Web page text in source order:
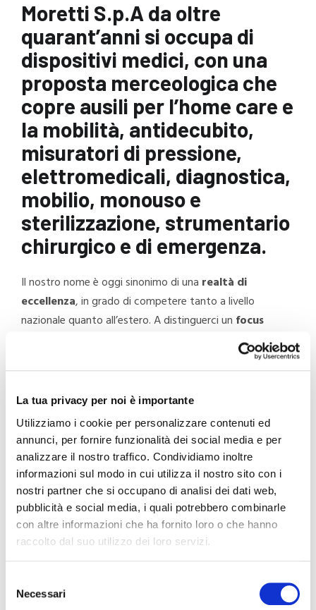
La tua privacy per noi è importante
Utilizziamo i cookie per personalizzare contenuti ed
annunci, per fornire funzionalità dei social media e per
analizzare il nostro traffico. Condividiamo inoltre
informazioni sul modo in cui utilizza il nostro sito con i
nostri partner che si occupano di analisi dei dati web,
pubblicità e social media, i quali potrebbero combinarle
con altre informazioni che ha fornito loro o che hanno
raccolto dal suo utilizzo dei loro servizi.
delNecessari
Moretti S.p.A da oltre
quarant’anni si occupa di
dispositivi medici, con una
proposta merceologica che
copre ausili per l’home care e
la mobilità, antidecubito,
misuratori di pressione,
elettromedicali, diagnostica,
mobilio, monouso e
sterilizzazione, strumentario
chirurgico e di emergenza.
Il nostro nome è oggi sinonimo di una realtà di
eccellenza, in grado di competere tanto a livello
nazionale quanto all’estero. A distinguerci un focus
, che permea ogni comparto
aziendale in un processo lavorativo che si ottimizza e
organizzati in un sistema di pianificazione e
controlloche è oggi in grado sia di declinare specifici
obiettivi di breve e medio periodo che di elaborare
direttamente gli strumenti, tecnologici e non, con i quali
ottimizzare il nostro lavoro.
Moretti è una realtà in evoluzione, in grado di accogliere
punti di forza in un contesto competitivo che si estende
a livello mondiale.